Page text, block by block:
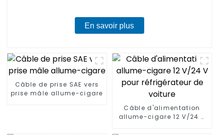
En savoir plus
Câble de prise SAE vers
prise mâle allume-cigare
Câble d'alimentation
allume-cigare 12 V/24 V